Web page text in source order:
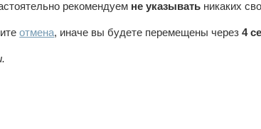
рекомендуем не указывать никаких
отмена, иначе вы будете перемещены через4